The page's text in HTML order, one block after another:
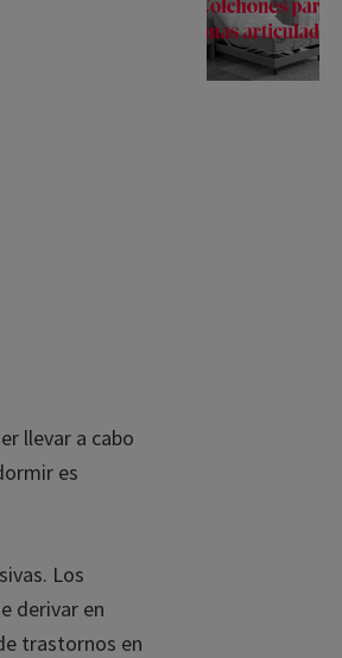
llevar a cabo
es
Los
derivar en
trastornos en
descuento!
para tu descanso
×